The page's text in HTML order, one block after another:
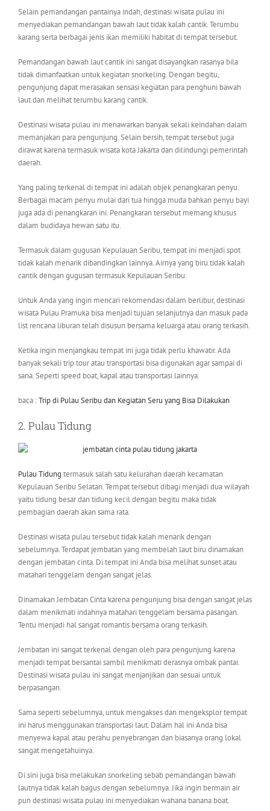
Selain pemandangan pantainya indah, destinasi wisata pulau ini
menyediakan pemandangan bawah laut tidak kalah cantik. Terumbu
karang serta berbagai jenis ikan memiliki habitat di tempat tersebut.
Pemandangan bawah laut cantik ini sangat disayangkan rasanya bila
tidak dimanfaatkan untuk kegiatan snorkeling. Dengan begitu,
pengunjung dapat merasakan sensasi kegiatan para penghuni bawah
laut dan melihat terumbu karang cantik.
Destinasi wisata pulau ini menawarkan banyak sekali keindahan dalam
memanjakan para pengunjung. Selain bersih, tempat tersebut juga
dirawat karena termasuk wisata kota Jakarta dan dilindungi pemerintah
daerah.
Yang paling terkenal di tempat ini adalah objek penangkaran penyu.
Berbagai macam penyu mulai dari tua hingga muda bahkan penyu bayi
juga ada di penangkaran ini. Penangkaran tersebut memang khusus
dalam budidaya hewan satu itu.
Termasuk dalam gugusan Kepulauan Seribu, tempat ini menjadi spot
tidak kalah menarik dibandingkan lainnya. Airnya yang biru tidak kalah
cantik dengan gugusan termasuk Kepulauan Seribu.
Untuk Anda yang ingin mencari rekomendasi dalam berlibur, destinasi
wisata Pulau Pramuka bisa menjadi tujuan selanjutnya dan masuk pada
list rencana liburan telah disusun bersama keluarga atau orang terkasih.
Ketika ingin menjangkau tempat ini juga tidak perlu khawatir. Ada
banyak sekali trip tour atau transportasi bisa digunakan agar sampai di
sana. Seperti speed boat, kapal atau transportasi lainnya.
baca :Trip di Pulau Seribu dan Kegiatan Seru yang Bisa Dilakukan
2. Pulau Tidung
Pulau Tidung termasuk salah satu kelurahan daerah kecamatan
Kepulauan Seribu Selatan. Tempat tersebut dibagi menjadi dua wilayah
yaitu tidung besar dan tidung kecil dengan begitu maka tidak
pembagian daerah akan sama rata.
Destinasi wisata pulau tersebut tidak kalah menarik dengan
sebelumnya. Terdapat jembatan yang membelah laut biru dinamakan
dengan jembatan cinta. Di tempat ini Anda bisa melihat sunset atau
matahari tenggelam dengan sangat jelas.
Dinamakan Jembatan Cinta karena pengunjung bisa dengan sangat jelas
dalam menikmati indahnya matahari tenggelam bersama pasangan.
Tentu menjadi hal sangat romantis bersama orang terkasih.
Jembatan ini sangat terkenal dengan oleh para pengunjung karena
menjadi tempat bersantai sambil menikmati derasnya ombak pantai.
Destinasi wisata pulau ini sangat menjanjikan dan sesuai untuk
berpasangan.
Sama seperti sebelumnya, untuk mengakses dan mengeksplor tempat
ini harus menggunakan transportasi laut. Dalam hal ini Anda bisa
menyewa kapal atau perahu penyebrangan dan biasanya orang lokal
sangat mengetahuinya.
Di sini juga bisa melakukan snorkeling sebab pemandangan bawah
lautnya tidak kalah bagus dengan sebelumnya. Jika ingin bermain air
pun destinasi wisata pulau ini menyediakan wahana banana boat.